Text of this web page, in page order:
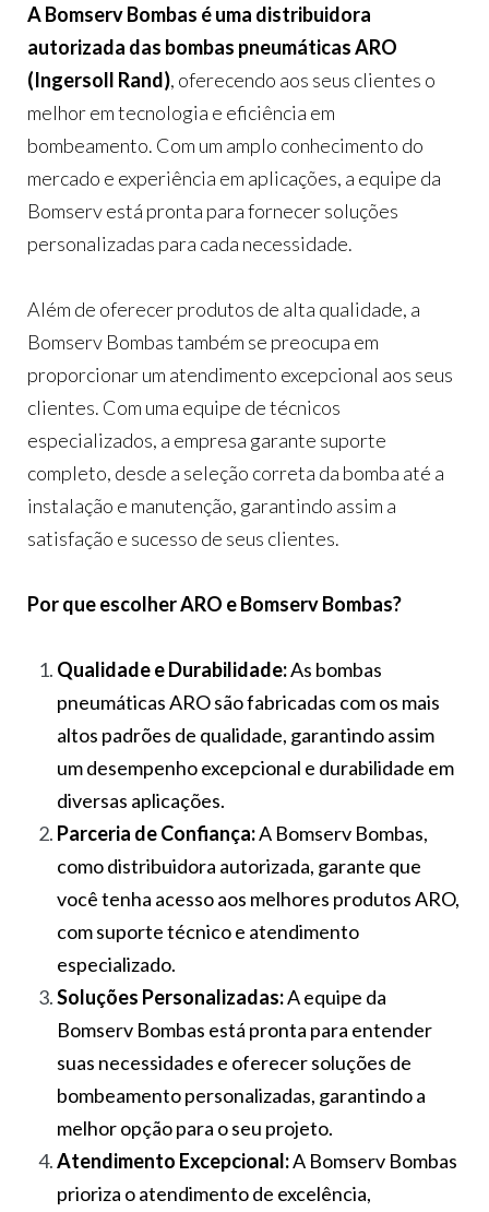
A Bomserv Bombas é uma distribuidora
autorizada das bombas pneumáticas ARO
(Ingersoll Rand), oferecendo aos seus clientes o
melhor em tecnologia e eficiência em
bombeamento. Com um amplo conhecimento do
mercado e experiência em aplicações, a equipe da
Bomserv está pronta para fornecer soluções
personalizadas para cada necessidade.
Além de oferecer produtos de alta qualidade, a
Bomserv Bombas também se preocupa em
proporcionar um atendimento excepcional aos seus
clientes. Com uma equipe de técnicos
especializados, a empresa garante suporte
completo, desde a seleção correta da bomba até a
instalação e manutenção, garantindo assim a
satisfação e sucesso de seus clientes.
Por que escolher ARO e Bomserv Bombas?
Qualidade e Durabilidade:As bombas
pneumáticas ARO são fabricadas com os mais
altos padrões de qualidade, garantindo assim
um desempenho excepcional e durabilidade em
diversas aplicações.
Parceria de Confiança:A Bomserv Bombas,
como distribuidora autorizada, garante que
você tenha acesso aos melhores produtos ARO,
com suporte técnico e atendimento
especializado.
Soluções Personalizadas:A equipe da
Bomserv Bombas está pronta para entender
suas necessidades e oferecer soluções de
bombeamento personalizadas, garantindo a
melhor opção para o seu projeto.
Atendimento Excepcional:A Bomserv Bombas
prioriza o atendimento de excelência,